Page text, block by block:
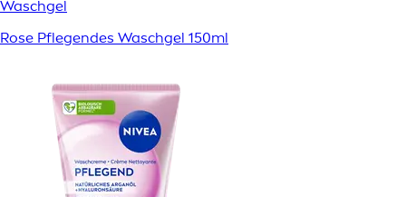
Waschgel
Rose Pflegendes Waschgel 150ml